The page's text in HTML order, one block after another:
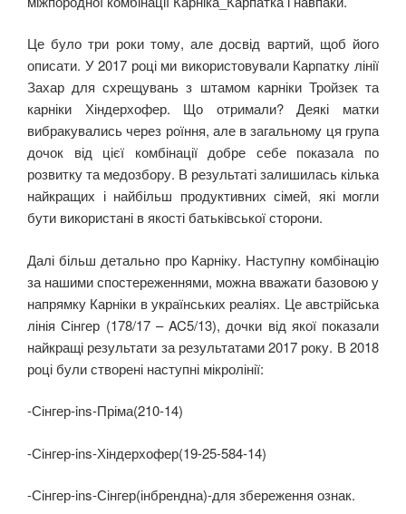
Це було три роки тому, але досвід вартий, щоб його
описати. У 2017 році ми використовували Карпатку лінії
Захар для схрещувань з штамом карніки Тройзек та
карніки Хіндерхофер. Що отримали? Деякі матки
вибракувались через роїння, але в загальному ця група
дочок від цієї комбінації добре себе показала по
розвитку та медозбору. В результаті залишилась кілька
найкращих і найбільш продуктивних сімей, які могли
бути використані в якості батьківської сторони.
Далі більш детально про Карніку. Наступну комбінацію
за нашими спостереженнями, можна вважати базовою у
напрямку Карніки в українських реаліях. Це австрійська
лінія Сінгер (178/17 – AC5/13), дочки від якої показали
найкращі результати за результатами 2017 року. В 2018
році були створені наступні мікролінії:
-Сінгер-ins-Пріма(210-14)
-Сінгер-ins-Хіндерхофер(19-25-584-14)
-Сінгер-ins-Сінгер(інбрендна)-для збереження ознак.